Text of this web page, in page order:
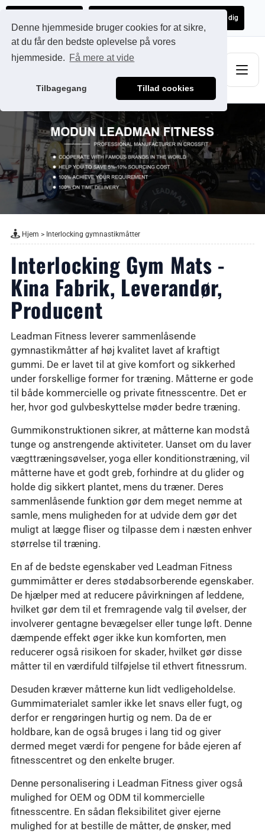
Denne hjemmeside bruger cookies for at sikre,
at du får den bedste oplevelse på vores
hjemmeside. Få mere at vide
Tilbagegang Tillad cookies
Få et uforpligtende tilbud skræddersyet til dig
Hjem > Interlocking gymnastikmåtter
Interlocking Gym Mats -
Kina Fabrik, Leverandør,
Producent
Leadman Fitness leverer sammenlåsende
gymnastikmåtter af høj kvalitet lavet af kraftigt
gummi. De er lavet til at give komfort og sikkerhed
under forskellige former for træning. Måtterne er gode
til både kommercielle og private fitnesscentre. Det er
her, hvor god gulvbeskyttelse møder bedre træning.
Gummikonstruktionen sikrer, at måtterne kan modstå
tunge og anstrengende aktiviteter. Uanset om du laver
vægttræningsøvelser, yoga eller konditionstræning, vil
måtterne have et godt greb, forhindre at du glider og
holde dig sikkert plantet, mens du træner. Deres
sammenlåsende funktion gør dem meget nemme at
samle, mens muligheden for at udvide dem gør det
muligt at lægge fliser og tilpasse dem i næsten enhver
størrelse til træning.
En af de bedste egenskaber ved Leadman Fitness
gummimåtter er deres stødabsorberende egenskaber.
De hjælper med at reducere påvirkningen af leddene,
hvilket gør dem til et fremragende valg til øvelser, der
involverer gentagne bevægelser eller tunge løft. Denne
dæmpende effekt øger ikke kun komforten, men
reducerer også risikoen for skader, hvilket gør disse
måtter til en værdifuld tilføjelse til ethvert fitnessrum.
Desuden kræver måtterne kun lidt vedligeholdelse.
Gummimaterialet samler ikke let snavs eller fugt, og
derfor er rengøringen hurtig og nem. Da de er
holdbare, kan de også bruges i lang tid og giver
dermed meget værdi for pengene for både ejeren af
fitnesscentret og den enkelte bruger.
Denne personalisering i Leadman Fitness giver også
mulighed for OEM og ODM til kommercielle
fitnesscentre. En sådan fleksibilitet giver ejerne
mulighed for at bestille de måtter, de ønsker, med